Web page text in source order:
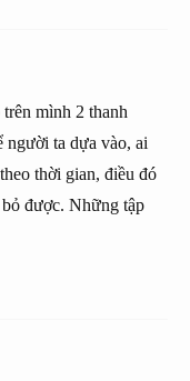
mình 2 thanh
người ta dựa vào, ai
thời gian, điều đó
được. Những tập